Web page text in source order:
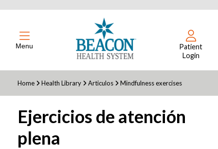
Menu
Patient
Login
Home Health Library Articulos Mindfulness exercises
Ejercicios de atención
plena